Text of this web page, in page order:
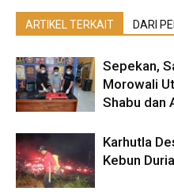
ARTIKEL TERKAIT DARI
Sepekan,
Morowali
Shabu dan
Karhutla
Kebun